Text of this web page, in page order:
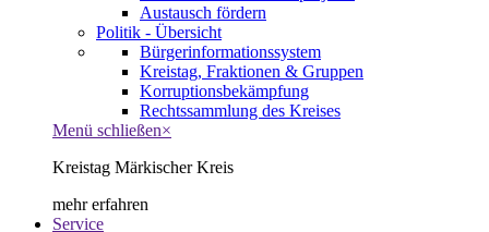
Austausch fördern
Politik - Übersicht
Bürgerinformationssystem
Kreistag, Fraktionen & Gruppen
Korruptionsbekämpfung
Rechtssammlung des Kreises
Menü schließen×
Kreistag Märkischer Kreis
mehr erfahren
Service